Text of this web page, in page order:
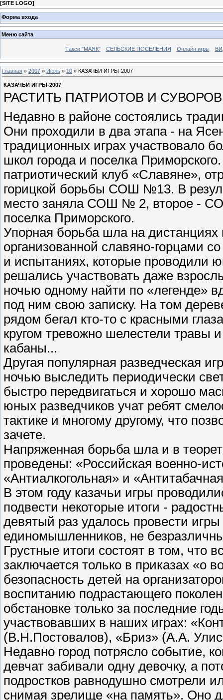
[SITE LOGO]
Форма входа
Меню сайта
Такси "МАЯК" СЕЛЬСКИЕ ПОСЕЛЕНИЯ Онлайн игры
Главная » 2007 » Июль » 10 » КАЗАЧЬИ ИГРЫ-2007
КАЗАЧЬИ ИГРЫ-2007
РАСТИТЬ ПАТРИОТОВ И
Недавно в районе состоялись
Они проходили в два этапа - на
традиционных играх участвовало
школ города и поселка
патриотический клуб «Славяне»,
горицкой борьбы СОШ №13. В
место заняла СОШ № 2, второе -
поселка Приморского.
Упорная борьба шла на
организованной славяно-горцами
и испытаниях, которые проводили
решались участвовать даже
ночью одному найти по «легенде»
под ним свою записку. На том
рядом бегал кто-то с красными
кругом тревожно шелестели травы
кабаны...
Другая популярная разведческая
ночью выследить периодически
быстро передвигаться и хорошо
юных разведчиков учат ребят
тактике и многому другому, что
зачете.
Напряженная борьба шла и в
проведены: «Российская военно-
«Антиалкогольная» и
В этом году казачьи игры
подвести некоторые итоги -
девятый раз удалось провести
единомышленников, не
Грустные итоги состоят в том, что
заключается только в приказах «о
безопасность детей на
воспитанию подрастающего
обстановке только за последние
участвовавших в наших играх:
(В.Н.Постовалов), «Бриз» (А.А.
Недавно город потрясло событие,
девчат забивали одну девочку, а
подростков равнодушно смотрели
снимая зрелище «на память». Оно